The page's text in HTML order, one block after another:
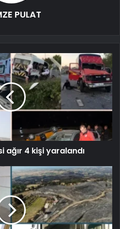
PULAT
ağır 4 kişi yaralandı